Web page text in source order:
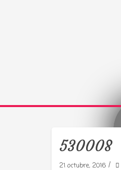
530008
21 octubre, 2016 /